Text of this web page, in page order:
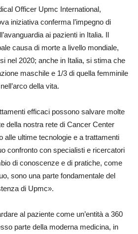
Officer Upmc International,
iniziativa conferma l’impegno di
ai pazienti in Italia. Il
causa di morte a livello mondiale,
nel 2020; anche in Italia, si stima che
maschile e 1/3 di quella femminile
della vita.
efficaci possono salvare molte
della nostra rete di Cancer Center
alle ultime tecnologie e a trattamenti
confronto con specialisti e ricercatori
di conoscenze e di pratiche, come
sono una parte fondamentale del
di Upmc».
al paziente come un’entità a 360
parte della moderna medicina, in